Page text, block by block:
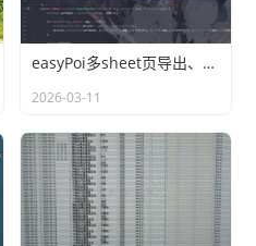
easyPoi多sheet页导出、自定义动态列(ExcelExportEntity)
2026-03-11